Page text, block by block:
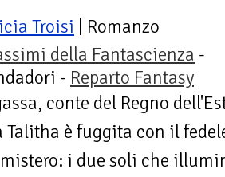
Troisi | Romanzo
della Fantascienza -
- Reparto Fantasy
conte del Regno
Talitha è fuggita con il
i due soli che